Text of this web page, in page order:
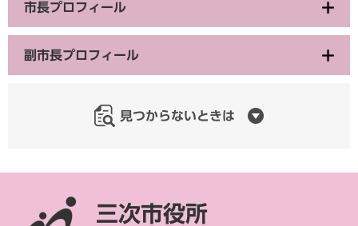
市長プロフィール
副市長プロフィール
見つからないときは
三次市役所